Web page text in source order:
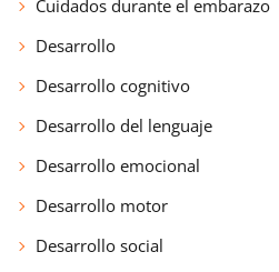
Cuidados durante el embarazo
Desarrollo
Desarrollo cognitivo
Desarrollo del lenguaje
Desarrollo emocional
Desarrollo motor
Desarrollo social